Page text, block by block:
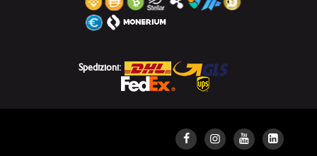
Spedizioni: